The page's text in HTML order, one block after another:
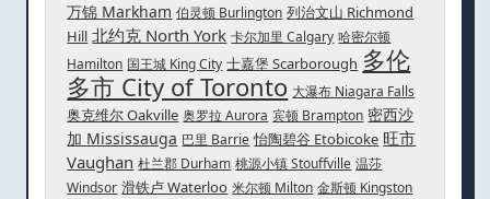
万锦 Markham 伯灵顿 Burlington 列治文山 Richmond
Hill 北约克 North York 卡尔加里 Calgary 哈密尔顿
Hamilton 国王城 King City 士嘉堡 Scarborough 多伦
多市 City of Toronto 大瀑布 Niagara Falls
奥克维尔 Oakville 奥罗拉 Aurora 宾顿 Brampton 密西沙
加 Mississauga 巴里 Barrie 怡陶碧谷 Etobicoke 旺市
Vaughan 杜兰郡 Durham 桃源小镇 Stouffville 温莎
Windsor 滑铁卢 Waterloo 米尔顿 Milton 金斯顿 Kingston